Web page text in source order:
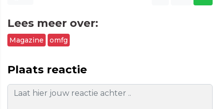
Lees meer over:
Magazine omfg
Plaats reactie